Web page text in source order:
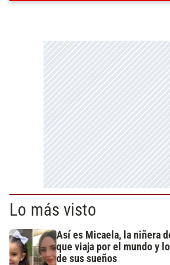
Lo más visto
Así es Micaela, la niñera
que viaja por el mundo y
de sus sueños